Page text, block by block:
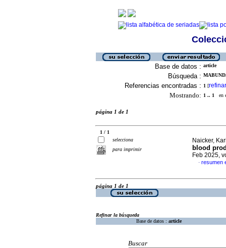
Base de datos : article
Búsqueda :
Referencias encontradas : 1 [refinar
Mostrando: 1 .. 1 en
página 1 de 1
1 / 1
selecciona
para imprimir
Naicker,
blood
Feb 2025,
· resumen
página 1 de 1
Refinar la búsqueda
Base de datos : article
Buscar